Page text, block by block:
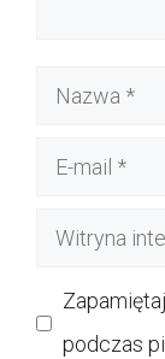
Nazwa
Witryna
podczas